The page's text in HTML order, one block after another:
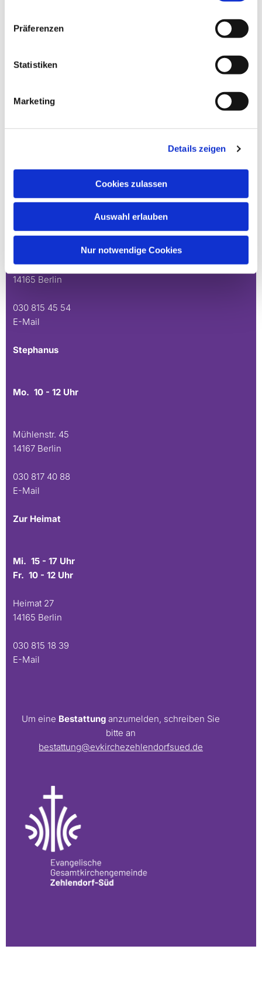
Präferenzen
Statistiken
Marketing
Details zeigen
Cookies zulassen
Auswahl erlauben
Nur notwendige Cookies
030 815 18 39
Schönow-Buschgraben
Do. 16.30 - 18.30 Uhr
Andréezeile 21-23
14165 Berlin
030 815 45 54
E-Mail
Stephanus
Mo. 10 - 12 Uhr
Mühlenstr. 45
14167 Berlin
030 817 40 88
E-Mail
Zur Heimat
Mi. 15 - 17 Uhr
Fr. 10 - 12 Uhr
Heimat 27
14165 Berlin
030 815 18 39
E-Mail
Um eine Bestattung anzumelden, schreiben Sie
bitte an
bestattung@evkirchezehlendorfsued.de